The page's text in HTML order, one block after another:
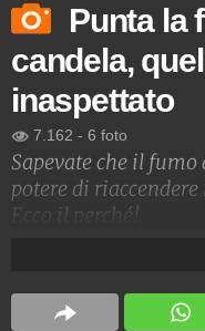
Punta la
candela,
inaspettato
7.162 - 6 foto
Sapevate che il
potere di
Ecco il perché!
https://